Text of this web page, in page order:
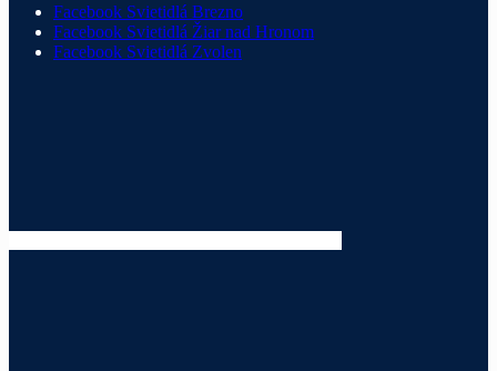
Facebook Svietidlá Brezno
Facebook Svietidlá Žiar nad Hronom
Facebook Svietidlá Zvolen